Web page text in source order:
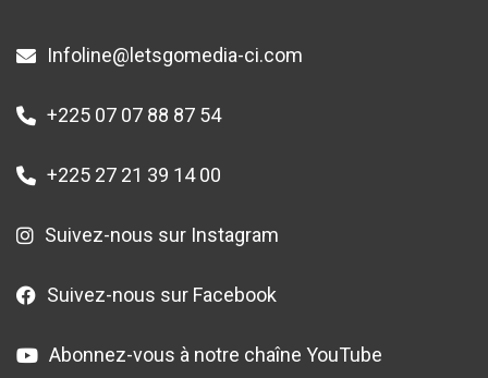
Infoline@letsgomedia-ci.com
+225 07 07 88 87 54
+225 27 21 39 14 00
Suivez-nous sur Instagram
Suivez-nous sur Facebook
Abonnez-vous à notre chaîne YouTube